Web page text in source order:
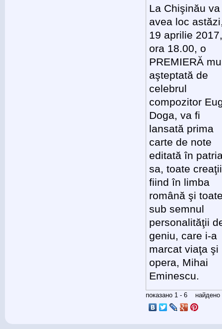
La Chişinău va
avea loc
19 aprilie
ora 18.00, o
PREMIERĂ
aşteptată de
celebrul
compozitor
Doga, va fi
lansată prima
carte de note
editată în
sa, toate
fiind în limba
română şi
sub semnul
personalităţii
geniu, care i-a
marcat viaţa şi
opera, Mihai
Eminescu.
показано 1 - 6 найдено